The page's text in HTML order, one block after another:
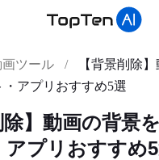
画ツール /
【背景削除
・アプリおすすめ5選
除】動画の背景
アプリおすすめ